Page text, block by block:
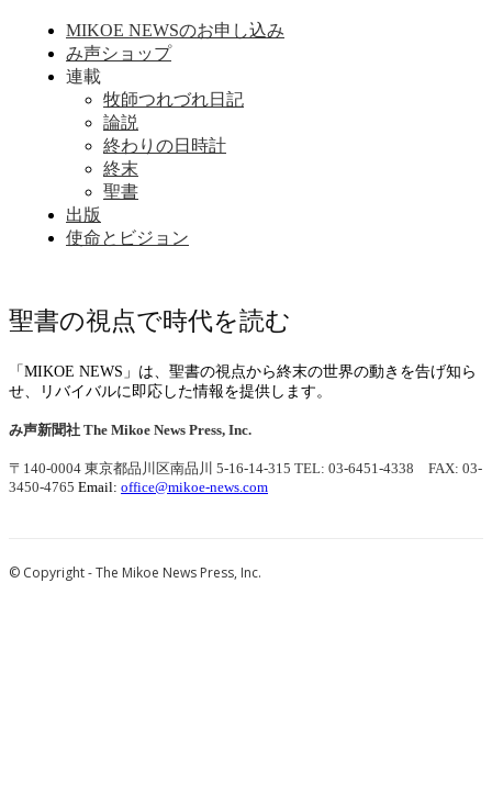
MIKOE NEWSのお申し込み
み声ショップ
連載
牧師つれづれ日記
論説
終わりの日時計
終末
聖書
出版
使命とビジョン
聖書の視点で時代を読む
「MIKOE NEWS」は、聖書の視点から終末の世界の動きを告げ知ら
せ、リバイバルに即応した情報を提供します。
み声新聞社 The Mikoe News Press, Inc.
〒140-0004 東京都品川区南品川 5-16-14-315 TEL: 03-6451-4338 FAX: 03-
3450-4765 Email: office@mikoe-news.com
© Copyright - The Mikoe News Press, Inc.